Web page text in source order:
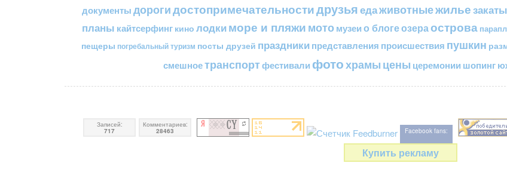
документыдорогидостопримечательностидрузьяедаживотныежильезакаты
планы кайтсерфинг кино лодкиморе и пляжимото музеи о блогеозераострова
пещеры погребальный туризм посты друзей праздникипредставления происшествия пушкин
смешноетранспортфестивали фотохрамы цены церемонии шопинг
Записей:
717
Комментариев:
28463 Facebook fans:
Купить рекламу